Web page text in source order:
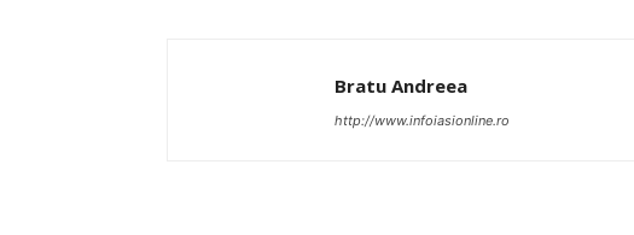
Bratu Andreea
http://www.infoiasionline.ro